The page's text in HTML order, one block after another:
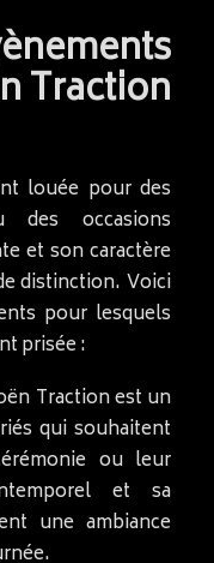
Traction
louée pour des
des occasions
et son caractère
distinction. Voici
pour lesquels
prisée :
Traction est un
qui souhaitent
ou leur
et sa
une ambiance